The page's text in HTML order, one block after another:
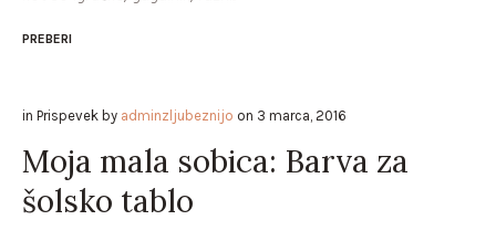
PREBERI
in Prispevek by adminzljubeznijo on 3 marca, 2016
Moja mala sobica: Barva za
šolsko tablo